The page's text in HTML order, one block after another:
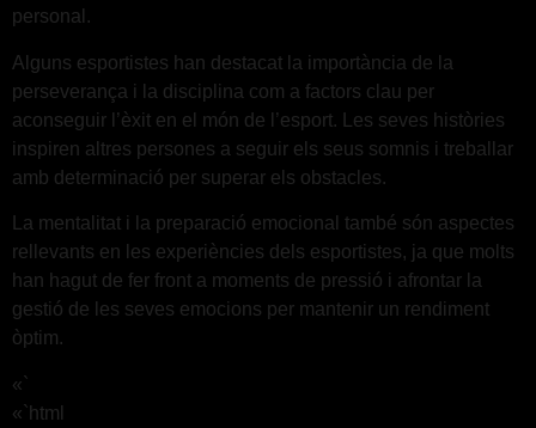
personal.
Alguns esportistes han destacat la importància de la
perseverança i la disciplina com a factors clau per
aconseguir l’èxit en el món de l’esport. Les seves històries
inspiren altres persones a seguir els seus somnis i treballar
amb determinació per superar els obstacles.
La mentalitat i la preparació emocional també són aspectes
rellevants en les experiències dels esportistes, ja que molts
han hagut de fer front a moments de pressió i afrontar la
gestió de les seves emocions per mantenir un rendiment
òptim.
«`
«`html